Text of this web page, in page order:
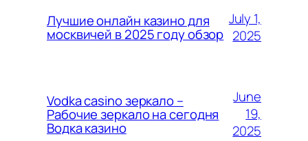
Лучшие онлайн казино для
москвичей в 2025 году обзор
July 1,
2025
Vodka casino зеркало –
Рабочие зеркало на сегодня
Водка казино
June
19,
2025